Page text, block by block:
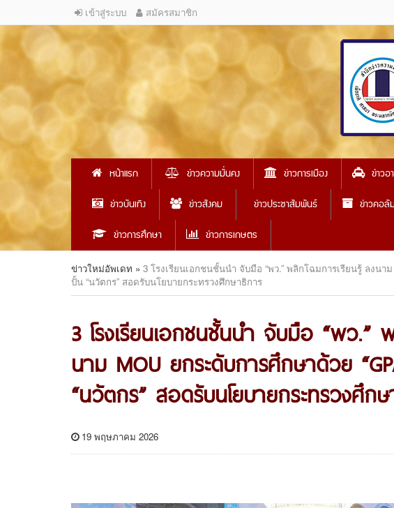
เข้าสู่ระบบ สมัครสมาชิก
หน้าแรก ข่าวความมั่นคง ข่าวการเมือง ข่าว
ข่าวบันเทิง
ข่าวสังคม ข่าวประชาสัมพันธ์ ข่าวคอ
ข่าวการศึกษา
ข่าวการเกษตร
ข่าวใหม่อัพเดท » 3 โรงเรียนเอกชนชั้นนำ จับมือ “พว.” พลิกโฉมการเรียนรู้ ลงนา
ปั้น “นวัตกร” สอดรับนโยบายกระทรวงศึกษาธิการ
3 โรงเรียนเอกชนชั้นนำ จับมือ “พว.”
นาม MOU ยกระดับการศึกษาด้วย
“นวัตกร” สอดรับนโยบายกระทรวงศึก
19 พฤษภาคม 2026